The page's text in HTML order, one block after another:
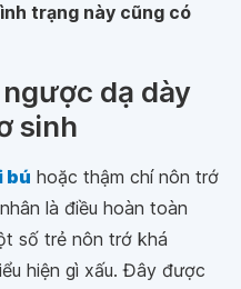
trạng này cũng có
dạ dày
sinh
bú hoặc thậm chí nôn trớ
là điều hoàn toàn
số trẻ nôn trớ khá
hiện gì xấu. Đây được